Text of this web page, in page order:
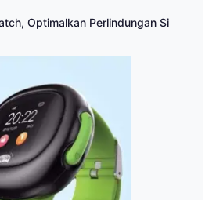
Optimalkan Perlindungan Si